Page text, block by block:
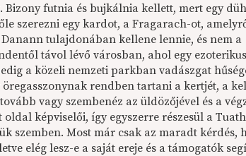
Bizony futnia és bujkálnia kellett, mert egy
szerezni egy kardot, a Fragarach-ot,
tulajdonában kellene lennie, és nem a
távol lévő városban, ahol egy ezoterikus
a közeli nemzeti parkban vadászgat
rendben tartani a kertjét, a
vagy szembenéz az üldözőjével és a
képviselői, így egyszerre részesül a
szemben. Most már csak az maradt kérdés,
elég lesz-e a saját ereje és a támogatók